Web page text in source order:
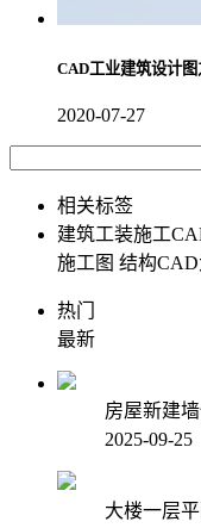
CAD工业建筑设计
2020-07-27
相关标签
建筑工装施工
施工图 结构
热门
最新
房屋新建
2025-09-
大楼一层